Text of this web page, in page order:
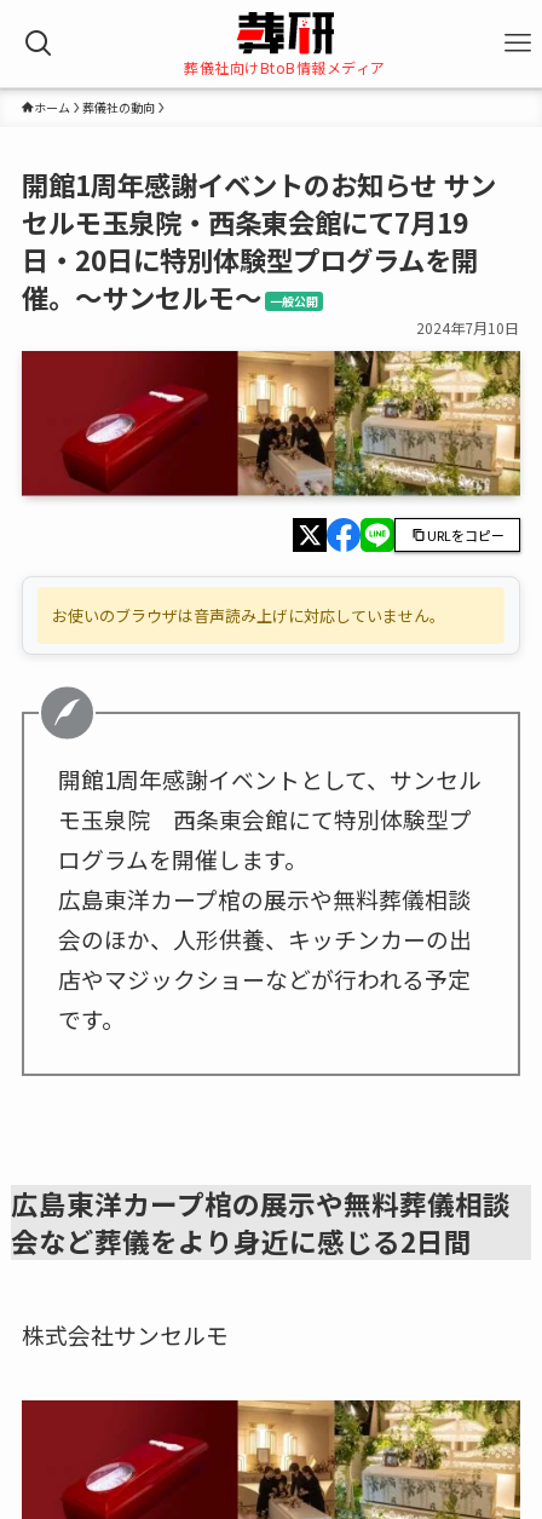
葬儀社向けBtoB情報メディア
ホーム 葬儀社の動向
開館1周年感謝イベントのお知らせ サン
セルモ玉泉院・西条東会館にて7月19
日・20日に特別体験型プログラムを開
催。～サンセルモ～ 一般公開
2024年7月10日
URLをコピー
お使いのブラウザは音声読み上げに対応していません。
開館1周年感謝イベントとして、サンセル
モ玉泉院 西条東会館にて特別体験型プ
ログラムを開催します。
広島東洋カープ棺の展示や無料葬儀相談
会のほか、人形供養、キッチンカーの出
店やマジックショーなどが行われる予定
です。
広島東洋カープ棺の展示や無料葬儀相談
会など葬儀をより身近に感じる2日間
株式会社サンセルモ